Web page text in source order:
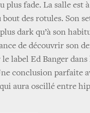
plus fade. La salle est
des rotules. Son
dark qu’à son
de découvrir son
label Ed Banger
conclusion parfaite
aura oscillé entre